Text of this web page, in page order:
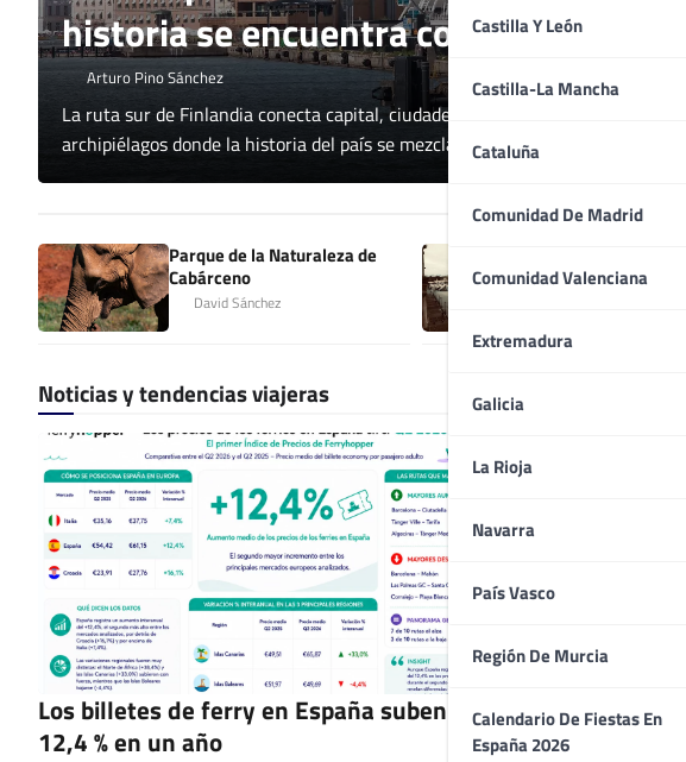
Castilla Y León
Castilla-La Mancha
Cataluña
Comunidad De Madrid
Comunidad Valenciana
Extremadura
Galicia
La Rioja
Navarra
País Vasco
Región De Murcia
Calendario De Fiestas En
España 2026
historia se encuentra con los lagos
Arturo Pino Sánchez
La ruta sur de Finlandia conecta capital, ciudades medievales, castillos junto
archipiélagos donde la historia del país se mezcla con sus paisajes naturales.
Parque de la Naturaleza de
Cabárceno
David Sánchez
El Museo del
Javier Alba Torres
Noticias y tendencias viajeras
Los billetes de ferry en España suben un
12,4 % en un año
Ain Razat
temporada